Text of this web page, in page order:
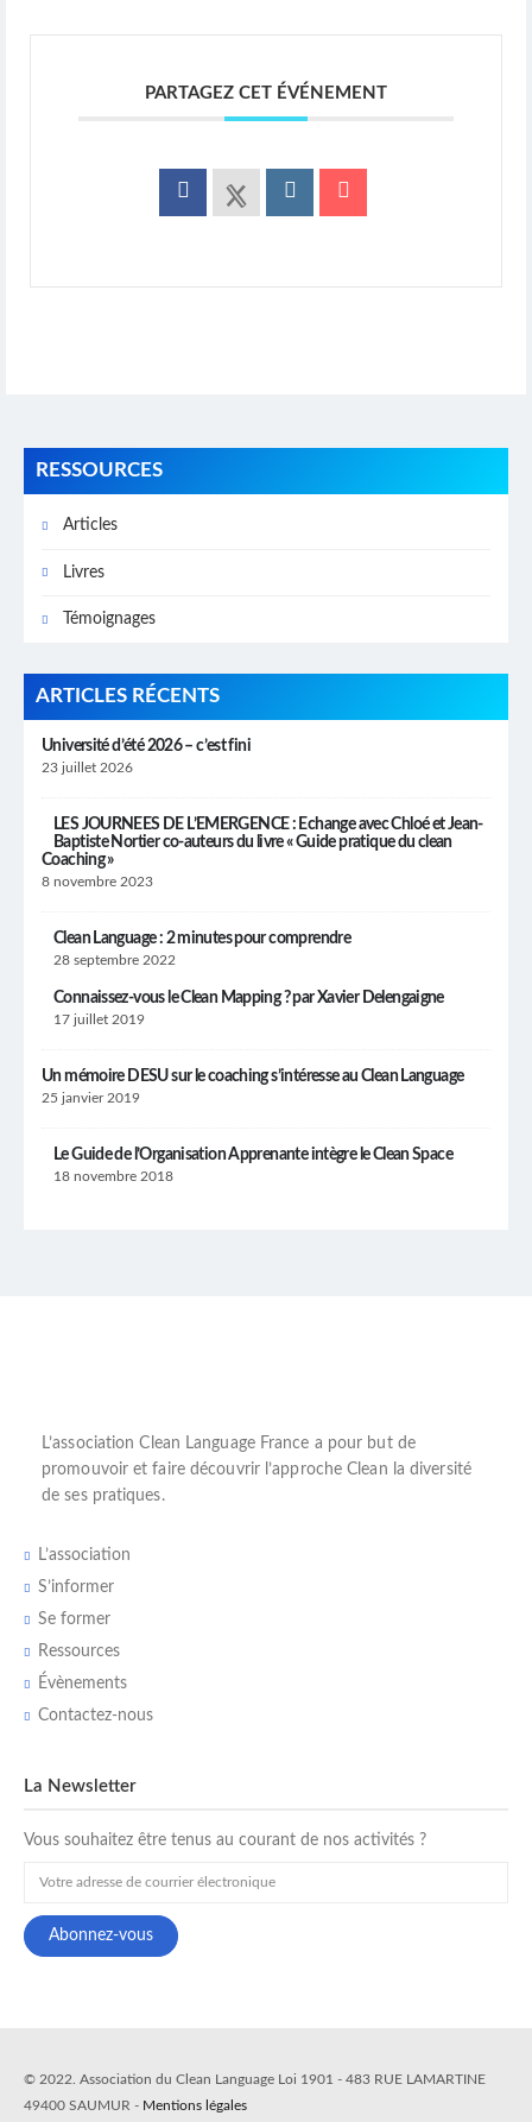
PARTAGEZ CET ÉVÉNEMENT
RESSOURCES
Articles
Livres
Témoignages
ARTICLES RÉCENTS
Université d’été 2026 – c’est fini
23 juillet 2026
LES JOURNEES DE L’EMERGENCE : Echange avec Chloé et Jean-
Baptiste Nortier co-auteurs du livre « Guide pratique du clean
Coaching »
8 novembre 2023
Clean Language : 2 minutes pour comprendre
28 septembre 2022
Connaissez-vous le Clean Mapping ? par Xavier Delengaigne
17 juillet 2019
Un mémoire DESU sur le coaching s’intéresse au Clean Language
25 janvier 2019
Le Guide de l’Organisation Apprenante intègre le Clean Space
18 novembre 2018
L’association Clean Language France a pour but de
promouvoir et faire découvrir l’approche Clean la diversité
de ses pratiques.
L’association
S’informer
Se former
Ressources
Évènements
Contactez-nous
La Newsletter
Vous souhaitez être tenus au courant de nos activités ?
© 2022. Association du Clean Language Loi 1901 - 483 RUE LAMARTINE
49400 SAUMUR - Mentions légales